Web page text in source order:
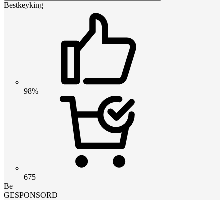
Bestkeyking
98%
675
Be
GESPONSORD